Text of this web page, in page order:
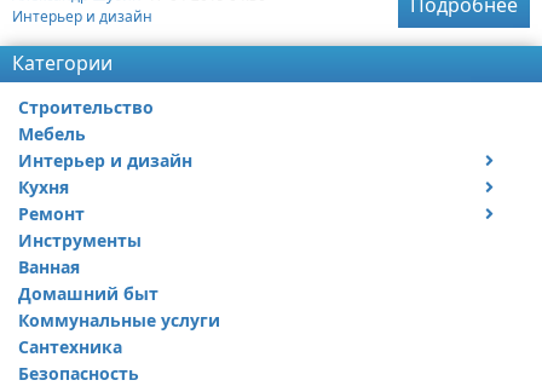
Интерьер и дизайн
Категории
Строительство
Мебель
Интерьер и дизайн
Дизайн дачи
Дизайн квартиры
Кухня
Посуда
Ремонт
Ремонт дачи
Ремонт квартиры
Инструменты
Ванная
Домашний быт
Коммунальные услуги
Сантехника
Безопасность